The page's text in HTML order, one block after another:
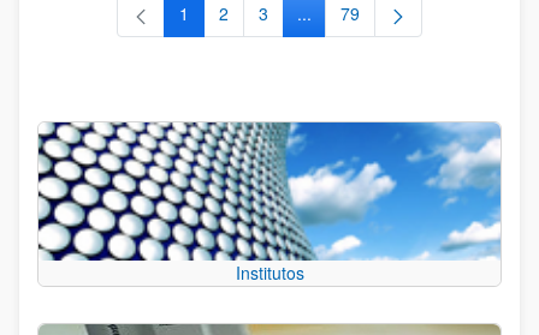
Página
1 Página
2 Página
3 ...Páginas intermedias Use TAB
Página
79
Institutos